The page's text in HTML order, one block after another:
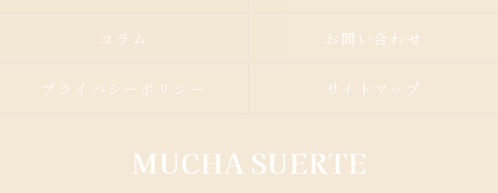
コラム お問い合わせ
プライバシーポリシー サイトマップ